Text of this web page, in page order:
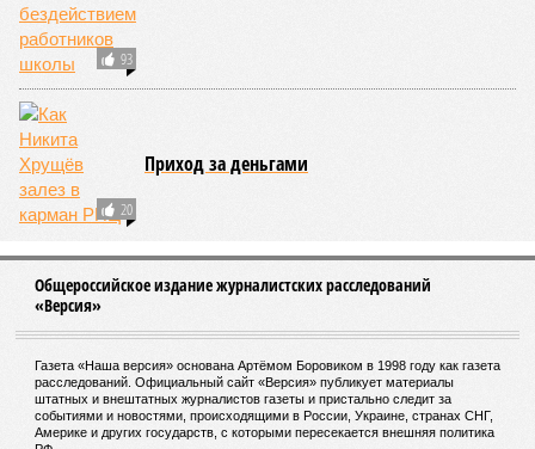
93
20
Приход за деньгами
Общероссийское издание журналистских расследований
«Версия»
Газета «Наша версия» основана Артёмом Боровиком в 1998 году как газета
расследований. Официальный сайт «Версия» публикует материалы
штатных и внештатных журналистов газеты и пристально следит за
событиями и новостями, происходящими в России, Украине, странах СНГ,
Америке и других государств, с которыми пересекается внешняя политика